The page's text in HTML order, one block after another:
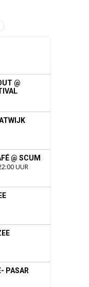
@
@ SCUM
UUR
PASAR